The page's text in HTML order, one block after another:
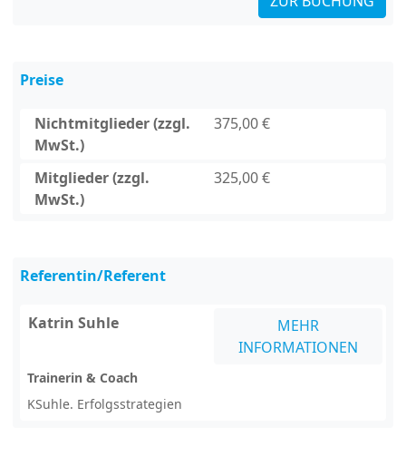
Preise
Nichtmitglieder (zzgl.
MwSt.)
375,00 €
Mitglieder (zzgl.
MwSt.)
325,00 €
Referentin/Referent
Katrin Suhle
MEHR
INFORMATIONEN
Trainerin & Coach
KSuhle. Erfolgsstrategien